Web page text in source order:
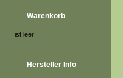
Warenkorb
ist leer!
Hersteller Info